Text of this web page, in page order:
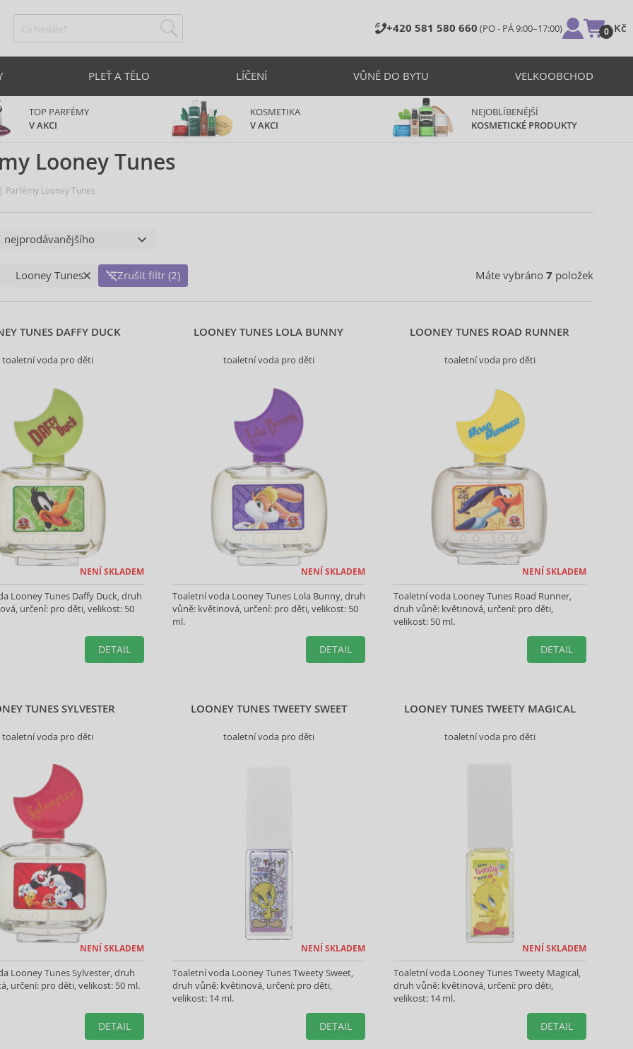
+420 581 580 660 (PO - PÁ 9:00–17:00) 0
0 Kč
PLEŤ A TĚLO LÍČENÍ VŮNĚ DO BYTU VELKOOBCHOD
TOP PARFÉMY
V AKCI
KOSMETIKA
V AKCI
NEJOBLÍBENĚJŠÍ
KOSMETICKÉ PRODUKTY
Looney Tunes
Parfémy Looney Tunes
Máte vybráno 7 položek
Looney Tunes Zrušit filtr (2)
TUNES DAFFY DUCK
toaletní voda pro děti
NENÍ SKLADEM
Looney Tunes Daffy Duck, druh
určení: pro děti, velikost: 50
DETAIL
LOONEY TUNES LOLA BUNNY
toaletní voda pro děti
NENÍ SKLADEM
Toaletní voda Looney Tunes Lola Bunny, druh
vůně: květinová, určení: pro děti, velikost: 50
ml.
DETAIL
LOONEY TUNES ROAD RUNNER
toaletní voda pro děti
NENÍ SKLADEM
Toaletní voda Looney Tunes Road Runner,
druh vůně: květinová, určení: pro děti,
velikost: 50 ml.
DETAIL
TUNES SYLVESTER
toaletní voda pro děti
NENÍ SKLADEM
Looney Tunes Sylvester, druh
určení: pro děti, velikost: 50 ml.
DETAIL
LOONEY TUNES TWEETY SWEET
toaletní voda pro děti
NENÍ SKLADEM
Toaletní voda Looney Tunes Tweety Sweet,
druh vůně: květinová, určení: pro děti,
velikost: 14 ml.
DETAIL
LOONEY TUNES TWEETY MAGICAL
toaletní voda pro děti
NENÍ SKLADEM
Toaletní voda Looney Tunes Tweety Magical,
druh vůně: květinová, určení: pro děti,
velikost: 14 ml.
DETAIL